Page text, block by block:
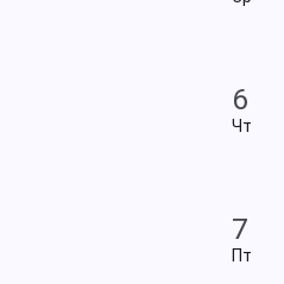
6
Чт
7
Пт